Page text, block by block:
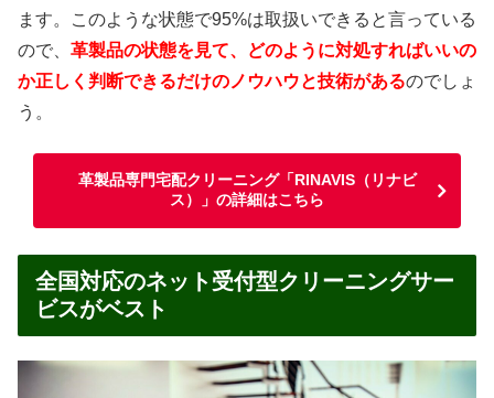
ます。このような状態で95%は取扱いできると言っている
ので、 革製品の状態を見て、どのように対処すればいいの
か正しく判断できるだけのノウハウと技術があるのでしょ
う。
革製品専門宅配クリーニング「RINAVIS（リナビ
ス）」の詳細はこちら
全国対応のネット受付型クリーニングサー
ビスがベスト